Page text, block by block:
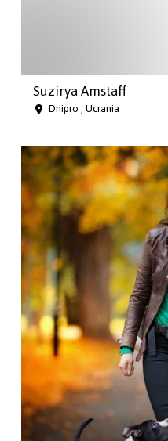
Suzirya Amstaff
Dnipro , Ucrania